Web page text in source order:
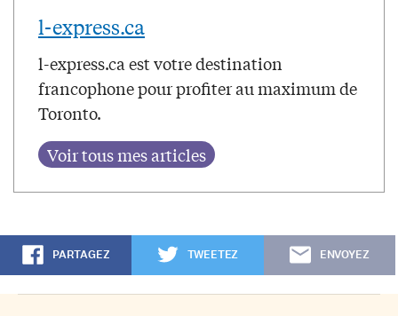
l-express.ca
l-express.ca est votre destination
francophone pour profiter au maximum de
Toronto.
PARTAGEZ TWEETEZ ENVOYEZ